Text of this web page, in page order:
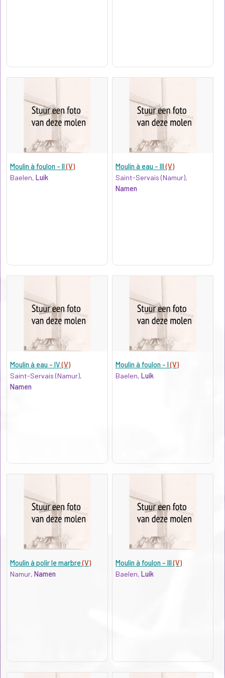
Moulin à foulon - II(V)
Baelen, Luik
Moulin à eau - III(V)
Saint-Servais (Namur),
Namen
Moulin à eau - IV(V)
Saint-Servais (Namur),
Namen
Moulin à foulon - I(V)
Baelen,Luik
Moulin à polir le marbre(V)
Namur, Namen
Moulin à foulon - III(V)
Baelen,Luik